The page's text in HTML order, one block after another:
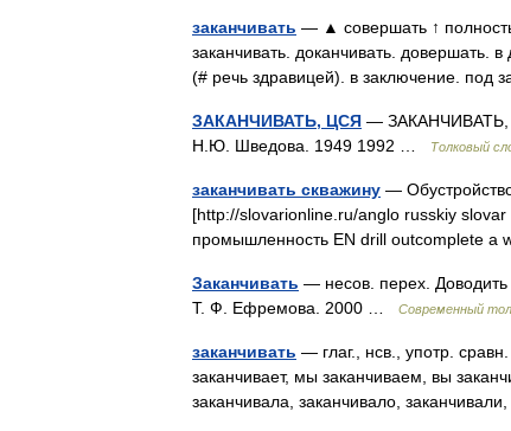
заканчивать — ▲ совершать ↑
заканчивать. доканчивать.
(# речь здравицей). в заключение. под
ЗАКАНЧИВАТЬ, ЦСЯ — ЗАКАНЧИВАТЬ,
Н.Ю. Шведова. 1949 1992 …
Толковый
заканчивать скважину —
[http://slovarionline.ru/anglo russkiy
промышленность EN drill outcomplete
Заканчивать — несов. перех. Доводить
Т. Ф. Ефремова. 2000 …
Современный
заканчивать — глаг., нсв., употр.
заканчивает, мы заканчиваем, вы
заканчивала, заканчивало,